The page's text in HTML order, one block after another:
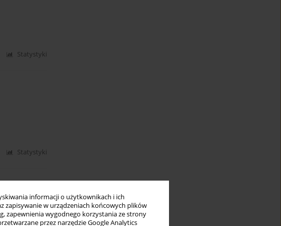
informacji o użytkownikach i ich
zapisywanie w urządzeniach końcowych plików
zapewnienia wygodnego korzystania ze strony
przez narzędzie Google Analytics
Statystyki
Statystyki